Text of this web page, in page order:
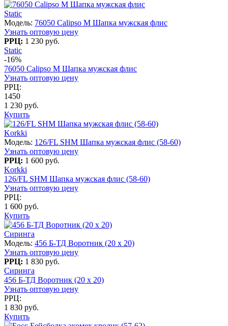
Static
Модель: 76050 Calipso M Шапка мужская флис
Узнать оптовую цену
РРЦ: 1 230 руб.
Static
-16%
76050 Calipso M Шапка мужская флис
Узнать оптовую цену
РРЦ:
1450
1 230 руб.
Купить
Korkki
Модель: 126/FL SHM Шапка мужская флис (58-60)
Узнать оптовую цену
РРЦ: 1 600 руб.
Korkki
126/FL SHM Шапка мужская флис (58-60)
Узнать оптовую цену
РРЦ:
1 600 руб.
Купить
Сиринга
Модель: 456 Б-ТД Воротник (20 x 20)
Узнать оптовую цену
РРЦ: 1 830 руб.
Сиринга
456 Б-ТД Воротник (20 x 20)
Узнать оптовую цену
РРЦ:
1 830 руб.
Купить